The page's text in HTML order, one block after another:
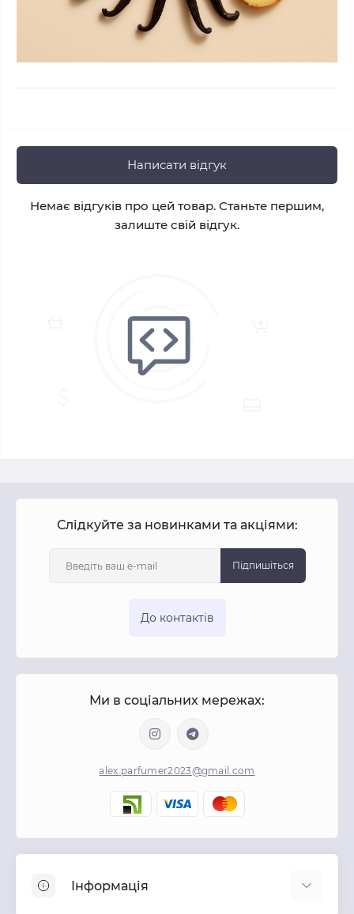
Написати відгук
Немає відгуків про цей товар. Станьте першим,
залиште свій відгук.
Слідкуйте за новинками та акціями:
Підпишіться
До контактів
Ми в соціальних мережах:
alex.parfumer2023@gmail.com
Інформація